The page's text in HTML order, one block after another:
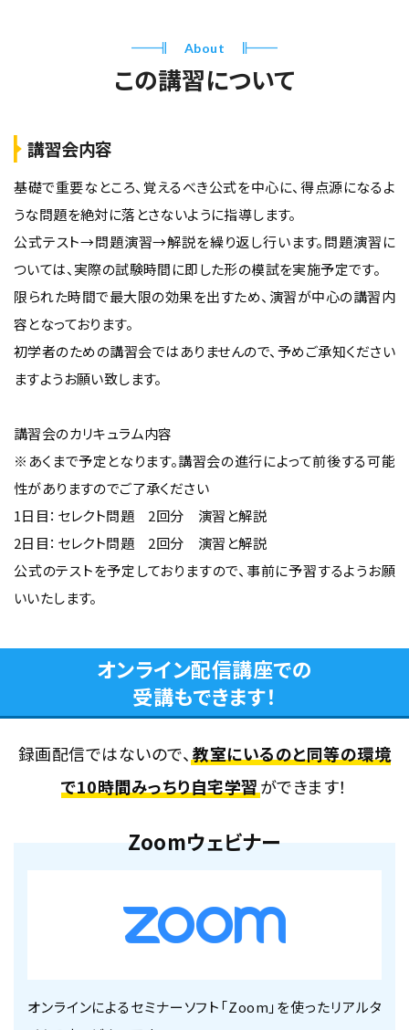
About
この講習について
講習会内容
基礎で重要なところ、覚えるべき公式を中心に、得点源になるよ
うな問題を絶対に落とさないように指導します。
公式テスト→問題演習→解説を繰り返し行います。問題演習に
ついては、実際の試験時間に即した形の模試を実施予定です。
限られた時間で最大限の効果を出すため、演習が中心の講習内
容となっております。
初学者のための講習会ではありませんので、予めご承知ください
ますようお願い致します。
講習会のカリキュラム内容
※あくまで予定となります。講習会の進行によって前後する可能
性がありますのでご了承ください
1日目：セレクト問題 2回分 演習と解説
2日目：セレクト問題 2回分 演習と解説
公式のテストを予定しておりますので、事前に予習するようお願
いいたします。
オンライン配信講座での
受講もできます！
録画配信ではないので、 教室にいるのと同等の環境
で10時間みっちり自宅学習ができます！
Zoomウェビナー
オンラインによるセミナーソフト「Zoom」を使ったリアルタ